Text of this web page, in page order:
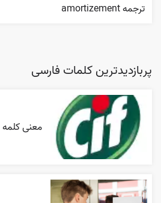
ترجمه amortizement
پربازدیدترین کلمات فارسی
معنی